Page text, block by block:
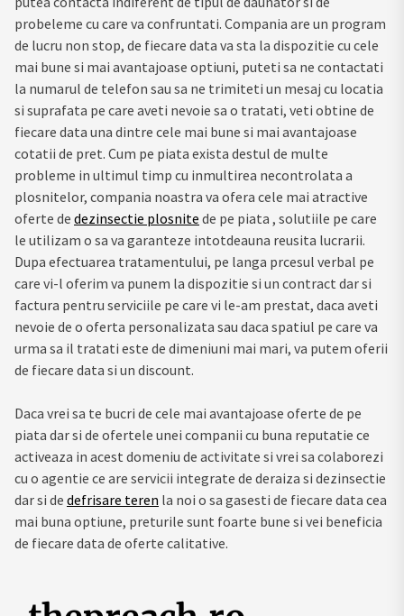
probeleme cu care va confruntati. Compania are un program
de lucru non stop, de fiecare data va sta la dispozitie cu cele
mai bune si mai avantajoase optiuni, puteti sa ne contactati
la numarul de telefon sau sa ne trimiteti un mesaj cu locatia
si suprafata pe care aveti nevoie sa o tratati, veti obtine de
fiecare data una dintre cele mai bune si mai avantajoase
cotatii de pret. Cum pe piata exista destul de multe
probleme in ultimul timp cu inmultirea necontrolata a
plosnitelor, compania noastra va ofera cele mai atractive
oferte de dezinsectie plosnite de pe piata , solutiile pe care
le utilizam o sa va garanteze intotdeauna reusita lucrarii.
Dupa efectuarea tratamentului, pe langa prcesul verbal pe
care vi-l oferim va punem la dispozitie si un contract dar si
factura pentru serviciile pe care vi le-am prestat, daca aveti
nevoie de o oferta personalizata sau daca spatiul pe care va
urma sa il tratati este de dimeniuni mai mari, va putem oferii
de fiecare data si un discount.
Daca vrei sa te bucri de cele mai avantajoase oferte de pe
piata dar si de ofertele unei companii cu buna reputatie ce
activeaza in acest domeniu de activitate si vrei sa colaborezi
cu o agentie ce are servicii integrate de deraiza si dezinsectie
dar si de defrisare teren la noi o sa gasesti de fiecare data cea
mai buna optiune, preturile sunt foarte bune si vei beneficia
de fiecare data de oferte calitative.